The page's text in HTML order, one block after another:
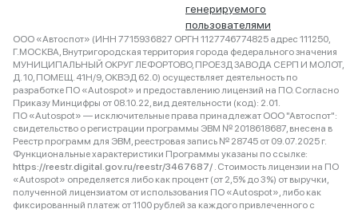
генерируемого
пользователями
ООО «Автоспот» (ИНН 7715936827 ОРГН 1127746774825 адрес 111250,
Г.МОСКВА, Внутригородская территория города федерального значения
МУНИЦИПАЛЬНЫЙ ОКРУГ ЛЕФОРТОВО, ПРОЕЗД ЗАВОДА СЕРП И МОЛОТ,
Д. 10, ПОМЕЩ. 41Н/9, ОКВЭД 62.0) осуществляет деятельность по
разработке ПО «Autospot» и предоставлению лицензий на ПО. Согласно
Приказу Минцифры от 08.10.22, вид деятельности (код): 2.01.
ПО «Autospot» — исключительные права принадлежат ООО "Автоспот":
свидетельство о регистрации программы ЭВМ № 2018618687, внесена в
Реестр программ для ЭВМ, реестровая запись № 28745 от 09.07.2025 г.
Функциональные характеристики Программы указаны по ссылке:
https://reestr.digital.gov.ru/reestr/3467687/ . Стоимость лицензии на ПО
«Autospot» определяется либо как процент (от 2,5% до 3%) от выручки,
полученной лицензиатом от использования ПО «Autospot», либо как
фиксированный платеж от 1100 рублей за каждого привлеченного с